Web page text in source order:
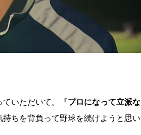
いただいて。『プロになって立派な
ちを背負って野球を続けようと思い